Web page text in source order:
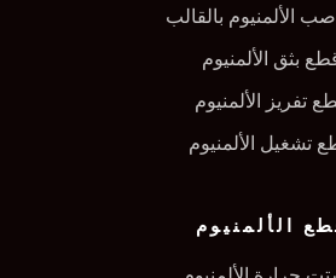
الألمنيوم بالقالب
بثق الألمنيوم
تفريز الألمنيوم
تشغيل الألمنيوم
الألمنيوم